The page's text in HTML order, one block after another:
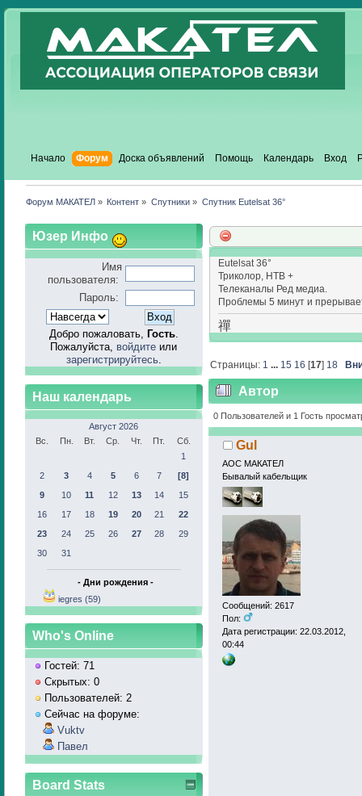
Начало Форум Доска объявлений Помощь Календарь Вход
Форум МАКАТЕЛ » Контент » Спутники » Спутник Eutelsat 36°
Юзер Инфо
Имя
пользователя:
Пароль:
Добро пожаловать, Гость.
Пожалуйста, войдите или
зарегистрируйтесь.
Наш календарь
Август 2026
Вс.
Пн. Вт. Ср. Чт. Пт.
Сб.
1
2
3 4 5 6 7
[8]
9
10 11 12 13 14
15
16
17 18 19 20 21
22
23
24 25 26 27 28
29
30
31
- Дни рождения -
iegres (59)
Who's Online
Гостей: 71
Скрытых: 0
Пользователей: 2
Сейчас на форуме:
Vuktv
Павел
Board Stats
Eutelsat 36°
Триколор, НТВ +
Телеканалы Ред медиа.
Проблемы 5 минут и
禪
Страницы: 1 ... 15 16 [17] 18
Автор
0 Пользователей и 1 Гость
Gul
АОС МАКАТЕЛ
Бывалый кабельщик
Сообщений: 2617
Пол:
Дата регистрации: 22.03.2012,
00:44